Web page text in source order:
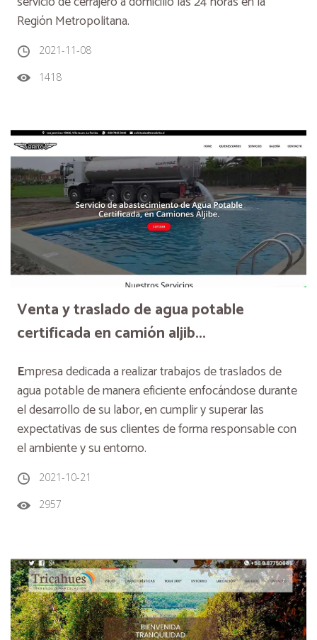
Región Metropolitana.
2021-11-08
1418
Venta y traslado de agua potable
certificada en camión aljib...
Empresa dedicada a realizar trabajos de traslados de
agua potable de maneraeficiente enfocándose durante
el desarrollo de su labor, en cumplir y superar las
expectativas de sus clientes de forma responsable con
el ambiente y su entorno.
2021-10-21
2957